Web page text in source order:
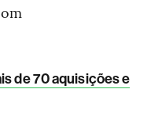
de 70 aquisições e